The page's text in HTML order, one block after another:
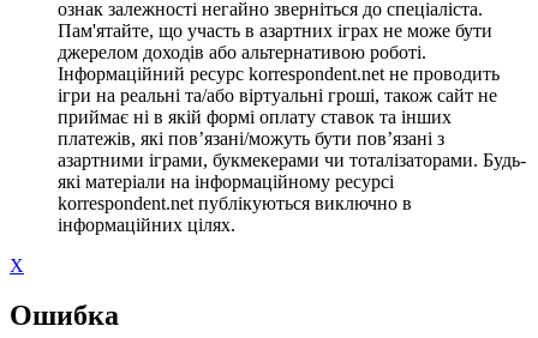
ознак залежності негайно зверніться до спеціаліста.
Пам'ятайте, що участь в азартних іграх не може бути
джерелом доходів або альтернативою роботі.
Інформаційний ресурс korrespondent.net не проводить
ігри на реальні та/або віртуальні гроші, також сайт не
приймає ні в якій формі оплату ставок та інших
платежів, які пов’язані/можуть бути пов’язані з
азартними іграми, букмекерами чи тоталізаторами. Будь-
які матеріали на інформаційному ресурсі
korrespondent.net публікуються виключно в
інформаційних цілях.
X
Ошибка